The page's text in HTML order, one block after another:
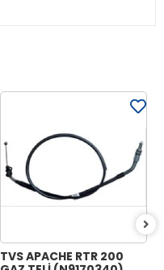
TVS APACHE RTR 200